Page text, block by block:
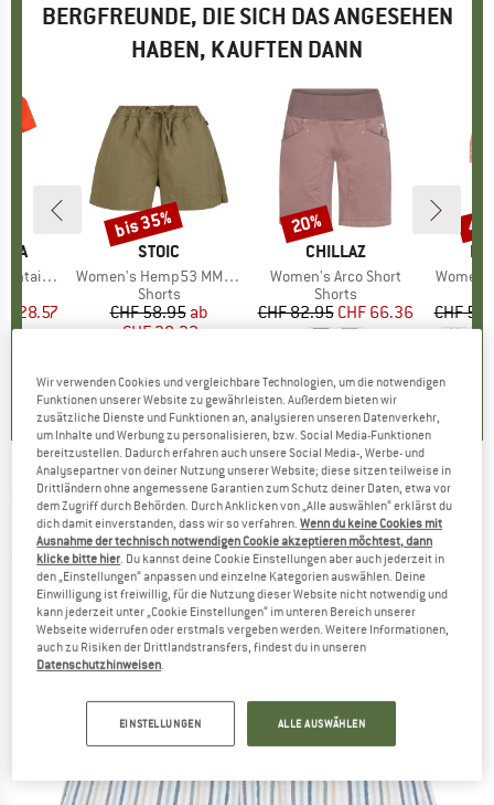
BERGFREUNDE, DIE SICH DAS ANGESEHEN
HABEN, KAUFTEN DANN
T-Shirt
Preis
28.57
MARKE
STOIC
Artikel
Women's Hemp53 MMXX.Ljungby Shorts
Produktgruppe
Shorts
Preis
CHF 58.95reduzierter Preis
ab
CHF 38.32
4.0(2)
Rabatt
bis 35%
MARKE
CHILLAZ
Artikel
Women's Arco Short
Produktgruppe
Shorts
Preis
CHF 82.95 reduzierter Preis
CHF 66.36
Rabatt
20%
Artikel
CHF
KNOWLEDGECOTTON APPAREL -Women's
Posey Seersucker Stripe Shorts - Shorts
(0)
Wir verwenden Cookies und vergleichbare Technologien, um die notwendigen
Funktionen unserer Website zu gewährleisten. Außerdem bieten wir
zusätzliche Dienste und Funktionen an, analysieren unseren Datenverkehr,
um Inhalte und Werbung zu personalisieren, bzw. Social Media-Funktionen
bereitzustellen. Dadurch erfahren auch unsere Social Media-, Werbe- und
Analysepartner von deiner Nutzung unserer Website; diese sitzen teilweise in
Drittländern ohne angemessene Garantien zum Schutz deiner Daten, etwa vor
dem Zugriff durch Behörden. Durch Anklicken von „Alle auswählen“ erklärst du
dich damit einverstanden, dass wir so verfahren.Wenn du keine Cookies mit
Ausnahme der technisch notwendigen Cookie akzeptieren möchtest, dann
klicke bitte hier . Du kannst deine Cookie Einstellungen aber auch jederzeit in
den „Einstellungen“ anpassen und einzelne Kategorien auswählen. Deine
Einwilligung ist freiwillig, für die Nutzung dieser Website nicht notwendig und
kann jederzeit unter „Cookie Einstellungen“ im unteren Bereich unserer
Webseite widerrufen oder erstmals vergeben werden. Weitere Informationen,
auch zu Risiken der Drittlandstransfers, findest du in unseren
Datenschutzhinweisen
EINSTELLUNGEN ALLE AUSWÄHLEN